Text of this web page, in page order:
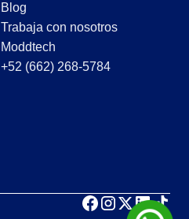
Blog
Trabaja con nosotros
Moddtech
+52 (662) 268-5784